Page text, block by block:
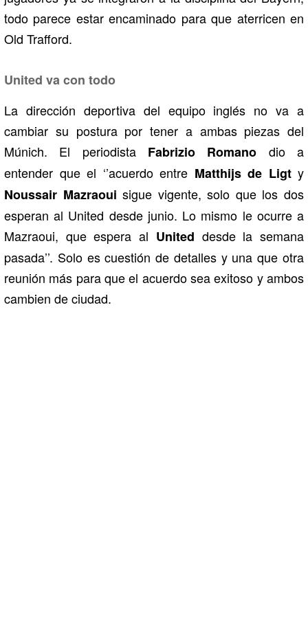
todo parece estar encaminado para que aterricen en
Old Trafford.
United va con todo
La dirección deportiva del equipo inglés no va a
cambiar su postura por tener a ambas piezas del
Múnich. El periodista Fabrizio Romano dio a
entender que el ‘’acuerdo entre Matthijs de Ligty
Noussair Mazraoui sigue vigente, solo que los dos
esperan al United desde junio. Lo mismo le ocurre a
Mazraoui, que espera al United desde la semana
pasada’’. Solo es cuestión de detalles y una que otra
reunión más para que el acuerdo sea exitoso y ambos
cambien de ciudad.